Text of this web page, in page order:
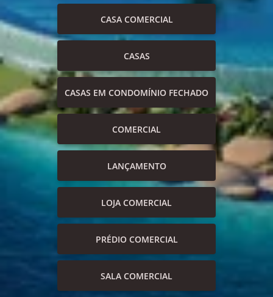
CASA COMERCIAL
CASAS
CASAS EM CONDOMÍNIO FECHADO
COMERCIAL
LANÇAMENTO
LOJA COMERCIAL
PRÉDIO COMERCIAL
SALA COMERCIAL